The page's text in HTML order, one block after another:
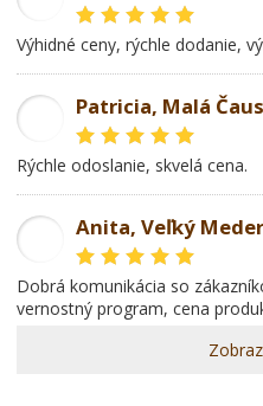
Výhidné ceny, rýchle dodanie,
Patricia, Malá
rýchle odoslanie, skvelá cena.
Anita, Veľký Meder
dobrá komunikácia so zákazníkom, rýchle doručenie tovaru,
vernostný program, cena